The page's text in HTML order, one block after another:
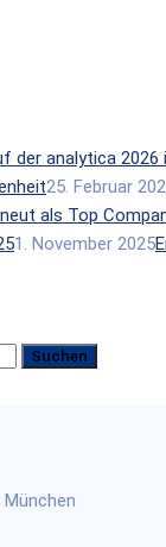
25. Februar
1. November 2025